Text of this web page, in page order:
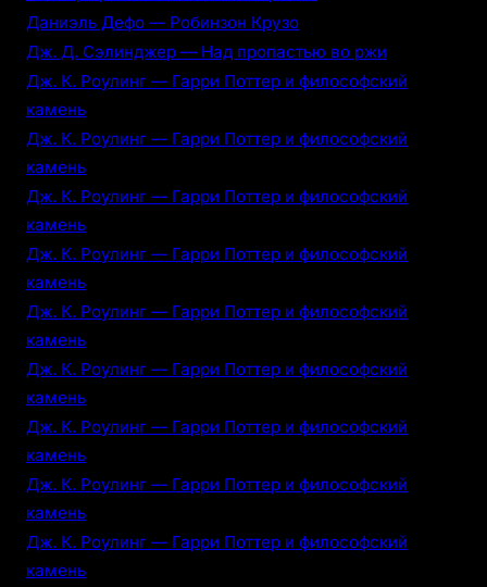
Даниэль Дефо — Робинзон Крузо
Дж. Д. Сэлинджер — Над пропастью во ржи
Дж. К. Роулинг — Гарри Поттер и философский
камень
Дж. К. Роулинг — Гарри Поттер и философский
камень
Дж. К. Роулинг — Гарри Поттер и философский
камень
Дж. К. Роулинг — Гарри Поттер и философский
камень
Дж. К. Роулинг — Гарри Поттер и философский
камень
Дж. К. Роулинг — Гарри Поттер и философский
камень
Дж. К. Роулинг — Гарри Поттер и философский
камень
Дж. К. Роулинг — Гарри Поттер и философский
камень
Дж. К. Роулинг — Гарри Поттер и философский
камень